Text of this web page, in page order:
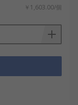
￥1,603.00/個